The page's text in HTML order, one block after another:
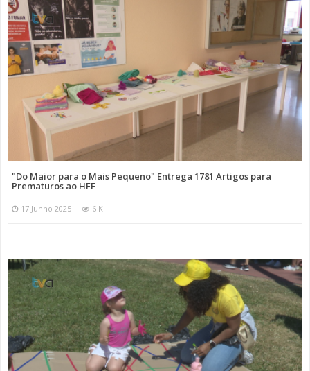
"Do Maior para o Mais Pequeno" Entrega 1781 Artigos para
Prematuros ao HFF
17 Junho 2025 6 K